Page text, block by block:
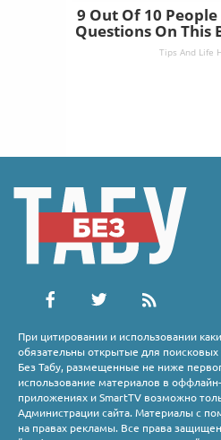
9 Out Of 10
Questions On This
Tips And Life
При цитировании и использовании
обязательны открытые для поисковых
Без Табу, размещенные не ниже
использование материалов в
приложениях и SmartTV возможно
Администрации сайта. Материалы с
на правах рекламы. Все права